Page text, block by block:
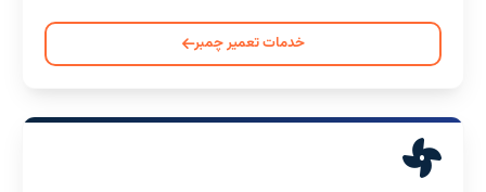
خدمات تعمیر چمبر